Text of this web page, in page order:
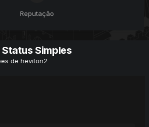
Reputação
Simples
de heviton2